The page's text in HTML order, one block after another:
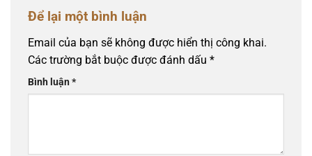
Để lại một bình luận
Email của bạn sẽ không được hiển thị công khai.
Các trường bắt buộc được đánh dấu *
Bình luận*